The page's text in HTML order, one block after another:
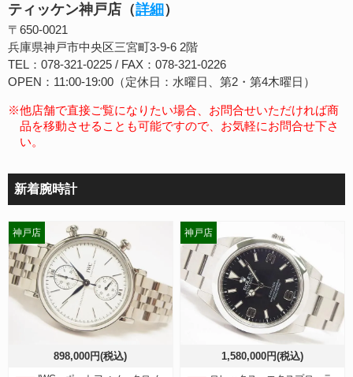
ティッケン神戸店（詳細 ）
〒650-0021
兵庫県神戸市中央区三宮町3-9-6 2階
TEL：078-321-0225 / FAX：078-321-0226
OPEN：11:00-19:00（定休日：水曜日、第2・第4木曜日）
※他店舗で直接ご覧になりたい場合、お問合せいただければ商
品を移動させることも可能ですので、お気軽にお問合せ下さ
い。
新着腕時計
898,000円(税込)
神戸店
1,580,000円(税込)
神戸店